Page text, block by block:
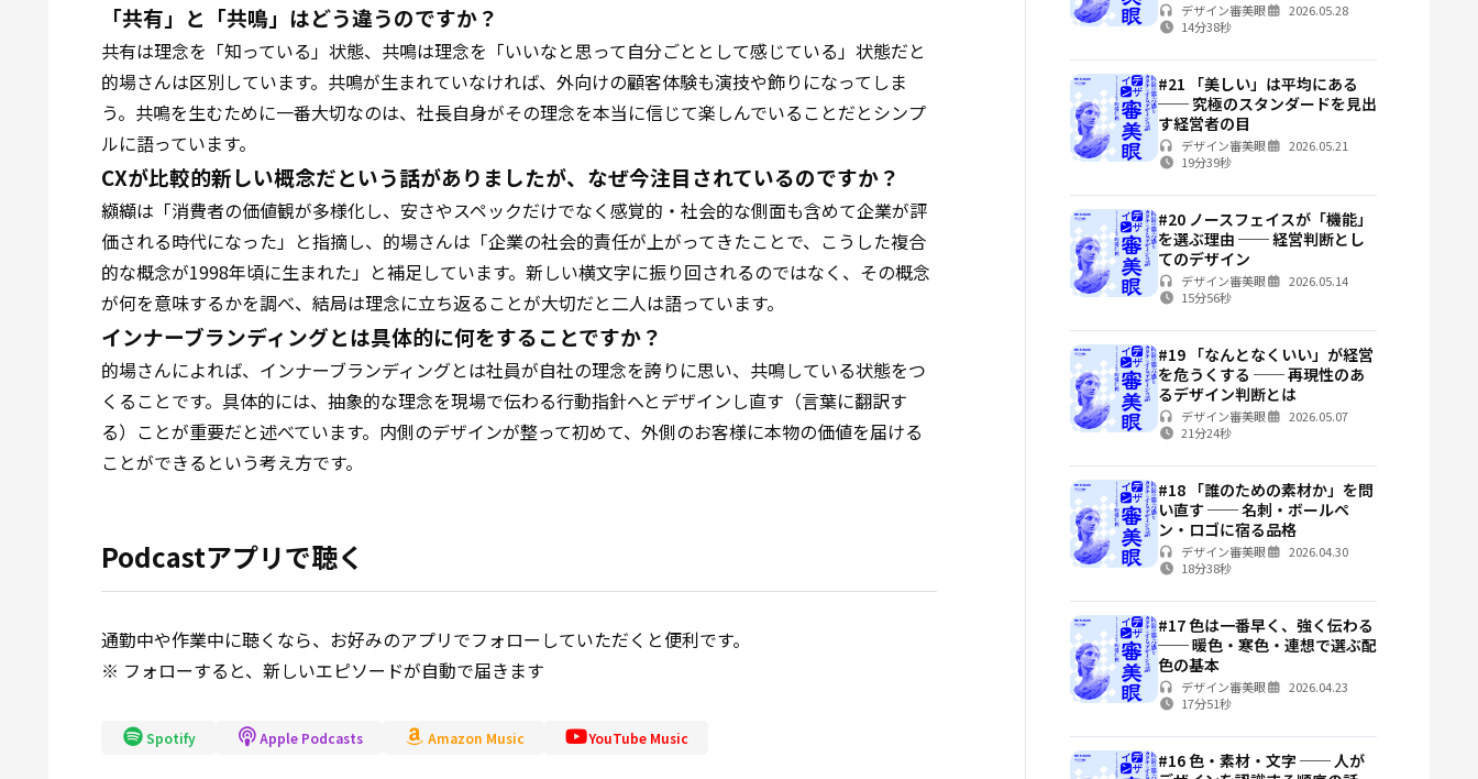
「共有」と「共鳴」はどう違うのですか？
共有は理念を「知っている」状態、共鳴は理念を「いいなと思って自分ごととして感じている」状態だと
的場さんは区別しています。共鳴が生まれていなければ、外向けの顧客体験も演技や飾りになってしま
う。共鳴を生むために一番大切なのは、社長自身がその理念を本当に信じて楽しんでいることだとシンプ
ルに語っています。
CXが比較的新しい概念だという話がありましたが、なぜ今注目されているのですか？
纐纈は「消費者の価値観が多様化し、安さやスペックだけでなく感覚的・社会的な側面も含めて企業が評
価される時代になった」と指摘し、的場さんは「企業の社会的責任が上がってきたことで、こうした複合
的な概念が1998年頃に生まれた」と補足しています。新しい横文字に振り回されるのではなく、その概念
が何を意味するかを調べ、結局は理念に立ち返ることが大切だと二人は語っています。
インナーブランディングとは具体的に何をすることですか？
的場さんによれば、インナーブランディングとは社員が自社の理念を誇りに思い、共鳴している状態をつ
くることです。具体的には、抽象的な理念を現場で伝わる行動指針へとデザインし直す（言葉に翻訳す
る）ことが重要だと述べています。内側のデザインが整って初めて、外側のお客様に本物の価値を届ける
ことができるという考え方です。
Podcastアプリで聴く
通勤中や作業中に聴くなら、お好みのアプリでフォローしていただくと便利です。
※ フォローすると、新しいエピソードが自動で届きます
Spotify Apple Podcasts Amazon Music YouTube Music
デザイン審美眼
2026.05.28
14分38秒
#21 「美しい」は平均にある
── 究極のスタンダードを見出
す経営者の目
デザイン審美眼
2026.05.21
19分39秒
#20 ノースフェイスが「機能」
を選ぶ理由 ── 経営判断とし
てのデザイン
デザイン審美眼
2026.05.14
15分56秒
#19 「なんとなくいい」が経営
を危うくする ── 再現性のあ
るデザイン判断とは
デザイン審美眼
2026.05.07
21分24秒
#18 「誰のための素材か」を問
い直す ── 名刺・ボールペ
ン・ロゴに宿る品格
デザイン審美眼
2026.04.30
18分38秒
#17 色は一番早く、強く伝わる
── 暖色・寒色・連想で選ぶ配
色の基本
デザイン審美眼
2026.04.23
17分51秒
#16 色・素材・文字 ── 人が